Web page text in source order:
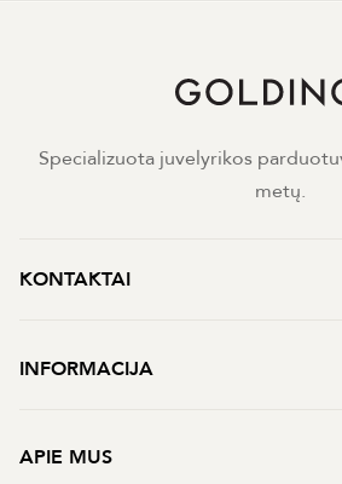
Specializuota juvelyrikos
metų.
KONTAKTAI
INFORMACIJA
APIE MUS